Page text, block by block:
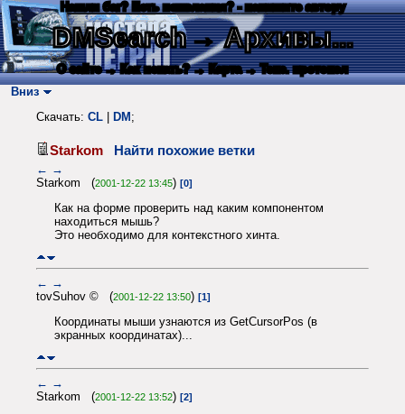
Нашли баг? Есть пожелания? - напишите автору
DMSearch→ Архивы...
О сайте → Как искать? → Карта → Текс. протокол
Вниз
Скачать: CL DM ;
Starkom Найти похожие ветки
← →
Starkom (2001-12-22 13:45) [0]
Как на форме проверить над каким компонентом
находиться мышь?
Это необходимо для контекстного хинта.
← →
tovSuhov © (2001-12-22 13:50) [1]
Координаты мыши узнаются из GetCursorPos (в
экранных координатах)...
← →
Starkom (2001-12-22 13:52) [2]